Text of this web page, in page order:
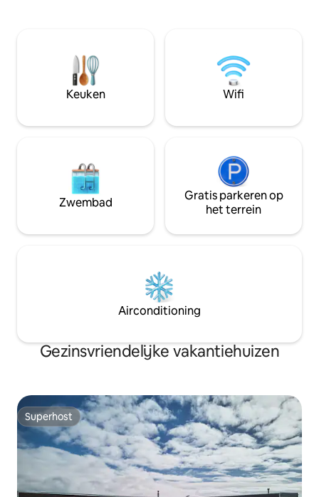
2 omheinde ondergrondse
parkeerplaatsen. * geen HUISDIEREN **
Minimale boeking 2 nachten
Keuken Wifi
Zwembad
Gratis parkeren op
het terrein
Airconditioning
Gezinsvriendelijke vakantiehuizen
Superhost
Superhost